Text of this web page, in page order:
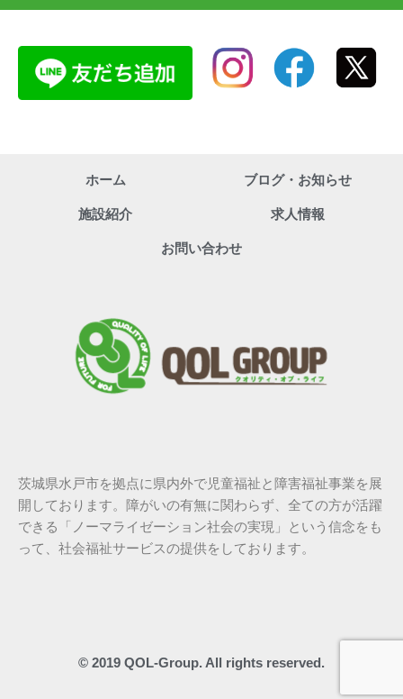
ホーム ブログ・お知らせ
施設紹介 求人情報
お問い合わせ
茨城県水戸市を拠点に県内外で児童福祉と障害福祉事業を展
開しております。障がいの有無に関わらず、全ての方が活躍
できる「ノーマライゼーション社会の実現」という信念をも
って、社会福祉サービスの提供をしております。
© 2019 QOL-Group. All rights reserved.